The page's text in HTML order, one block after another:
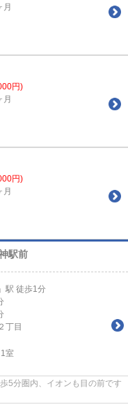
月
円)
月
円)
月
駅前
」駅 徒歩1分
２丁目
1室
5分圏内、イオンも目の前です